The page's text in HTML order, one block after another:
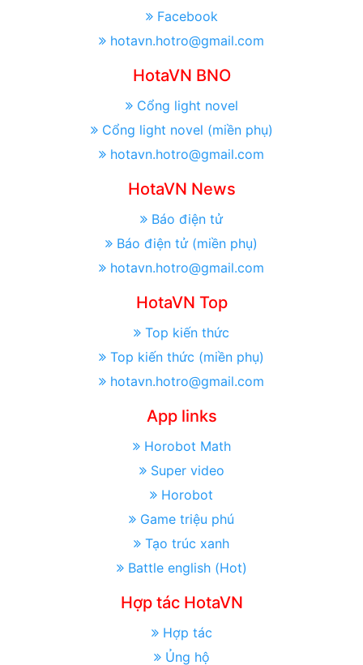
Facebook
hotavn.hotro@gmail.com
HotaVN BNO
Cổng light novel
Cổng light novel (miền phụ)
hotavn.hotro@gmail.com
HotaVN News
Báo điện tử
Báo điện tử (miền phụ)
hotavn.hotro@gmail.com
HotaVN Top
Top kiến thức
Top kiến thức (miền phụ)
hotavn.hotro@gmail.com
App links
Horobot Math
Super video
Horobot
Game triệu phú
Tạo trúc xanh
Battle english (Hot)
Hợp tác HotaVN
Hợp tác
Ủng hộ